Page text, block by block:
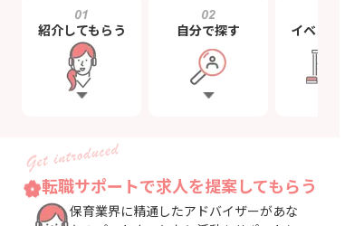
紹介してもらう 自分で探す イベント
転職サポートで求人を提案してもらう
保育業界に精通したアドバイザーがあな